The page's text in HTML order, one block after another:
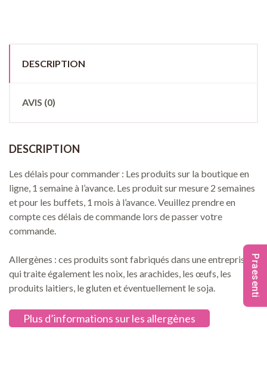
DESCRIPTION
AVIS (0)
DESCRIPTION
Les délais pour commander : Les produits sur la boutique en
ligne, 1 semaine à l’avance. Les produit sur mesure 2 semaines
et pour les buffets, 1 mois à l’avance. Veuillez prendre en
compte ces délais de commande lors de passer votre
commande.
Allergènes : ces produits sont fabriqués dans une entreprise
qui traite également les noix, les arachides, les œufs, les
produits laitiers, le gluten et éventuellement le soja.
Plus d’informations sur les allergènes
Praesenti